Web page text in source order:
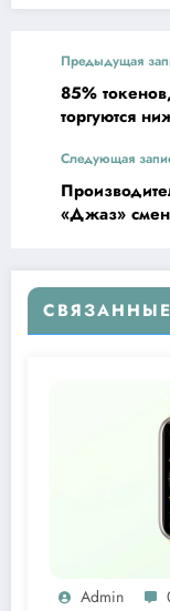
Предыдущая
85%
торгуются
Следующая
«Джаз»
Admin